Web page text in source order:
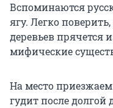
Вспоминаются
ягу. Легко
деревьев прячется
мифические
На место приезжаем
гудит после долгой